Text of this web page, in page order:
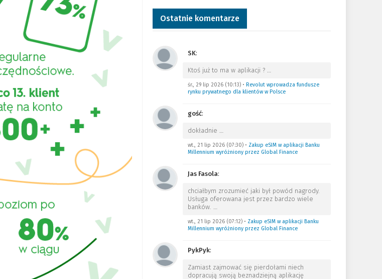
Ostatnie komentarze
SK:
Ktoś już to ma w aplikacji ? …
śr., 29 lip 2026 (10:13)• Revolut wprowadza fundusze
rynku prywatnego dla klientów w Polsce
gość:
dokładnie …
wt., 21 lip 2026 (07:30)• Zakup eSIM w aplikacji Banku
Millennium wyróżniony przez Global Finance
Jas Fasola:
chciałbym zrozumieć jaki był powód nagrody.
Usługa oferowana jest przez bardzo wiele
banków. …
wt., 21 lip 2026 (07:12)• Zakup eSIM w aplikacji Banku
Millennium wyróżniony przez Global Finance
PykPyk:
Zamiast zajmować się pierdołami niech
dopracują swoją beznadziejną aplikację